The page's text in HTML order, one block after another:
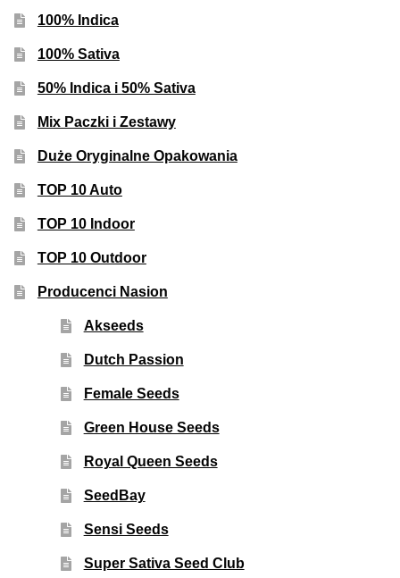
100% Indica
100% Sativa
50% Indica i 50% Sativa
Mix Paczki i Zestawy
Duże Oryginalne Opakowania
TOP 10 Auto
TOP 10 Indoor
TOP 10 Outdoor
Producenci Nasion
Akseeds
Dutch Passion
Female Seeds
Green House Seeds
Royal Queen Seeds
SeedBay
Sensi Seeds
Super Sativa Seed Club